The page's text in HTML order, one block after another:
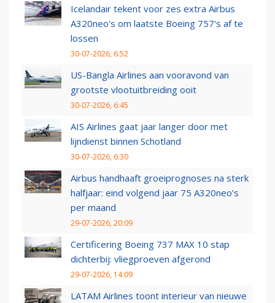
Icelandair tekent voor zes extra Airbus
A320neo's om laatste Boeing 757's af te
lossen
30-07-2026, 6:52
US-Bangla Airlines aan vooravond van
grootste vlootuitbreiding ooit
30-07-2026, 6:45
AIS Airlines gaat jaar langer door met
lijndienst binnen Schotland
30-07-2026, 6:30
Airbus handhaaft groeiprognoses na sterk
halfjaar: eind volgend jaar 75 A320neo’s
per maand
29-07-2026, 20:09
Certificering Boeing 737 MAX 10 stap
dichterbij: vliegproeven afgerond
29-07-2026, 14:09
LATAM Airlines toont interieur van nieuwe